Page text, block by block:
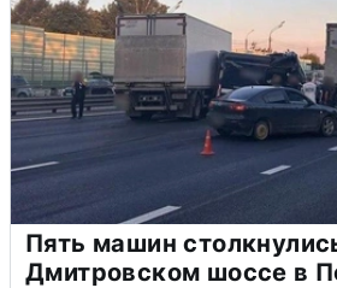
Пять машин
Дмитровском шоссе в